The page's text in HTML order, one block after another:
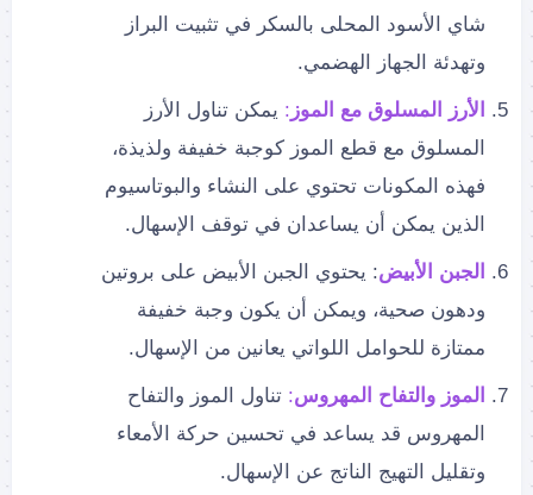
شاي الأسود المحلى بالسكر في تثبيت البراز
وتهدئة الجهاز الهضمي.
الأرز المسلوق مع الموز : يمكن تناول الأرز
المسلوق مع قطع الموز كوجبة خفيفة ولذيذة،
فهذه المكونات تحتوي على النشاء والبوتاسيوم
الذين يمكن أن يساعدان في توقف الإسهال.
الجبن الأبيض: يحتوي الجبن الأبيض على بروتين
ودهون صحية، ويمكن أن يكون وجبة خفيفة
ممتازة للحوامل اللواتي يعانين من الإسهال.
الموز والتفاح المهروس: تناول الموز والتفاح
المهروس قد يساعد في تحسين حركة الأمعاء
وتقليل التهيج الناتج عن الإسهال.